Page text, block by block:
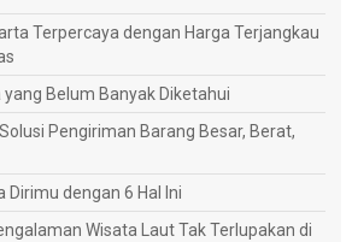
Terpercaya dengan Harga Terjangkau
Belum Banyak Diketahui
Pengiriman Barang Besar, Berat,
Dirimu dengan 6 Hal Ini
Wisata Laut Tak Terlupakan di